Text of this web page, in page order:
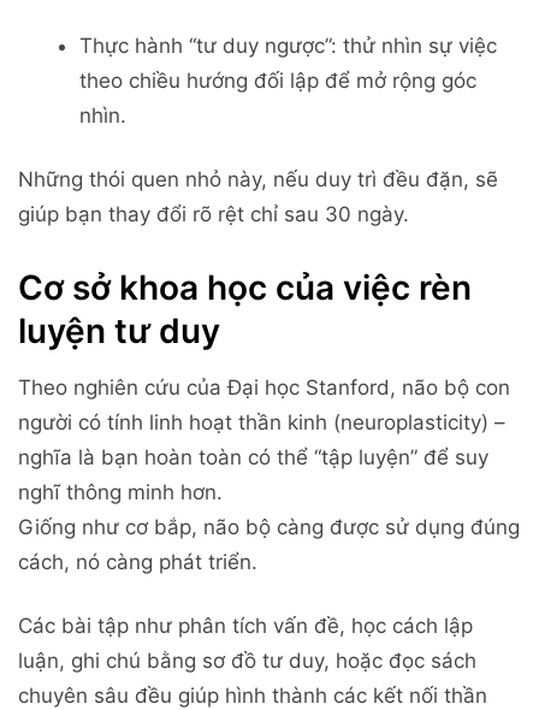
Thực hành “tư duy ngược”: thử nhìn sự việc
theo chiều hướng đối lập để mở rộng góc
nhìn.
Những thói quen nhỏ này, nếu duy trì đều đặn, sẽ
giúp bạn thay đổi rõ rệt chỉ sau 30 ngày.
Cơ sở khoa học của việc rèn
luyện tư duy
Theo nghiên cứu của Đại học Stanford, não bộ con
người có tính linh hoạt thần kinh (neuroplasticity) –
nghĩa là bạn hoàn toàn có thể “tập luyện” để suy
nghĩ thông minh hơn.
Giống như cơ bắp, não bộ càng được sử dụng đúng
cách, nó càng phát triển.
Các bài tập như phân tích vấn đề, học cách lập
luận, ghi chú bằng sơ đồ tư duy, hoặc đọc sách
chuyên sâu đều giúp hình thành các kết nối thần